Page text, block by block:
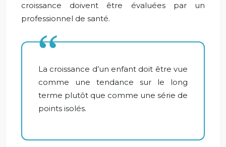
croissance doivent être évaluées par un
professionnel de santé.
La croissance d’un enfant doit être vue
comme une tendance sur le long
terme plutôt que comme une série de
points isolés.